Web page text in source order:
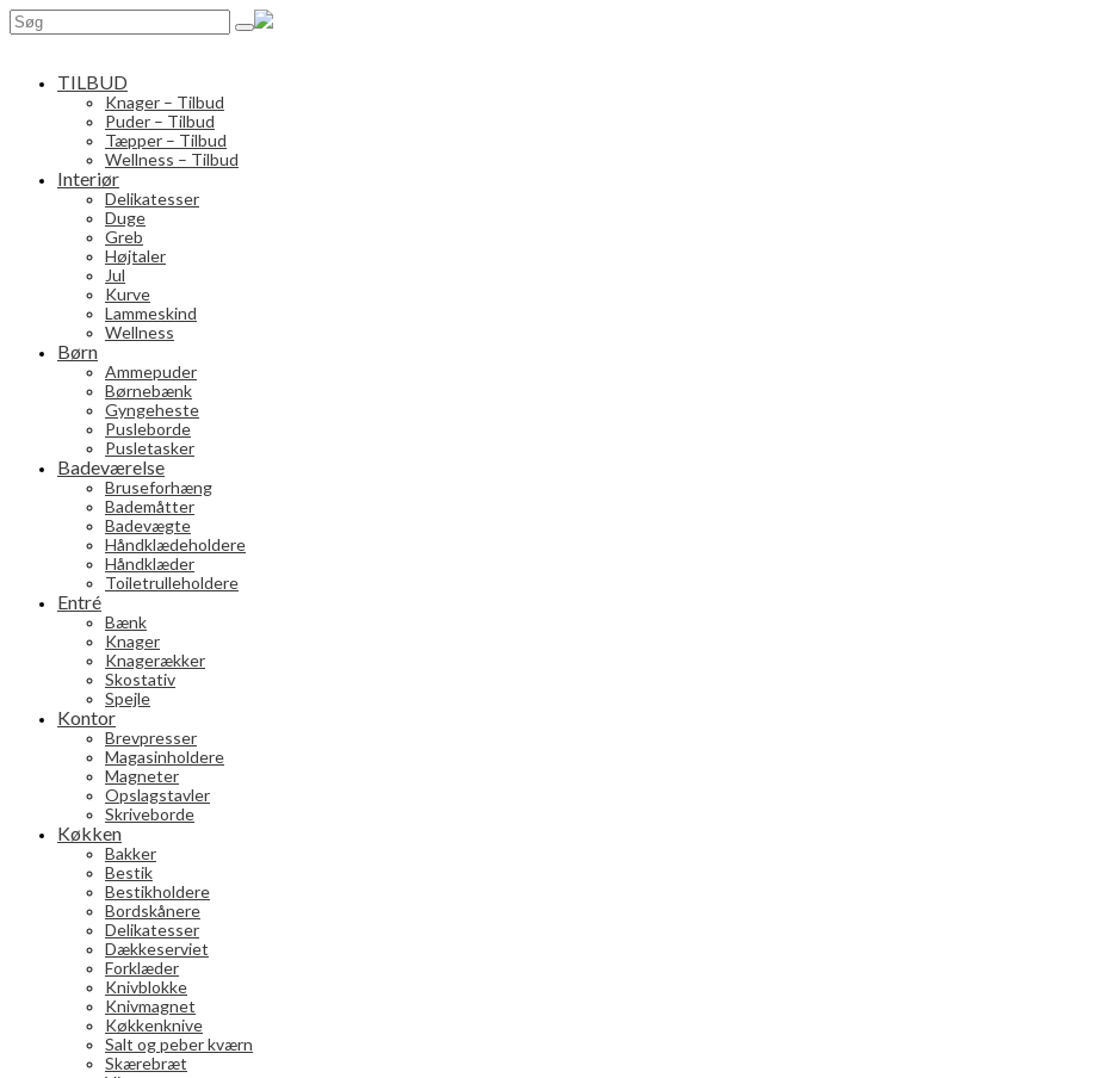
Search
for:
TILBUD
Knager – Tilbud
Puder – Tilbud
Tæpper – Tilbud
Wellness – Tilbud
Interiør
Delikatesser
Duge
Greb
Højtaler
Jul
Kurve
Lammeskind
Wellness
Børn
Ammepuder
Børnebænk
Gyngeheste
Pusleborde
Pusletasker
Badeværelse
Bruseforhæng
Bademåtter
Badevægte
Håndklædeholdere
Håndklæder
Toiletrulleholdere
Entré
Bænk
Knager
Knagerækker
Skostativ
Spejle
Kontor
Brevpresser
Magasinholdere
Magneter
Opslagstavler
Skriveborde
Køkken
Bakker
Bestik
Bestikholdere
Bordskånere
Delikatesser
Dækkeserviet
Forklæder
Knivblokke
Knivmagnet
Køkkenknive
Salt og peber kværn
Skærebræt